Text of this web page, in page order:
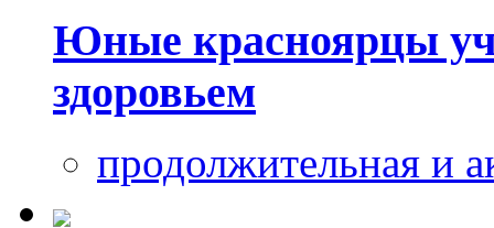
Юные красноярцы
здоровьем
продолжительная и